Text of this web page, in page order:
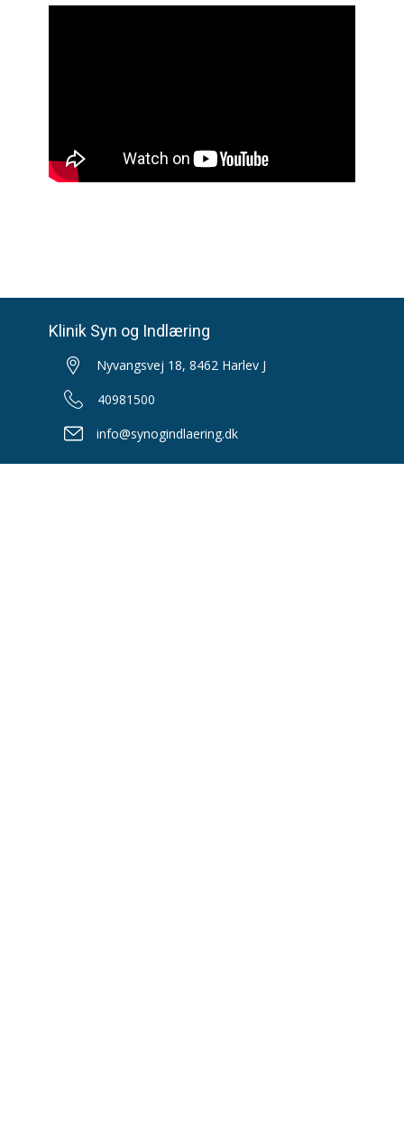
Klinik Syn og Indlæring
Nyvangsvej 18, 8462 Harlev J
40981500
info@synogindlaering.dk